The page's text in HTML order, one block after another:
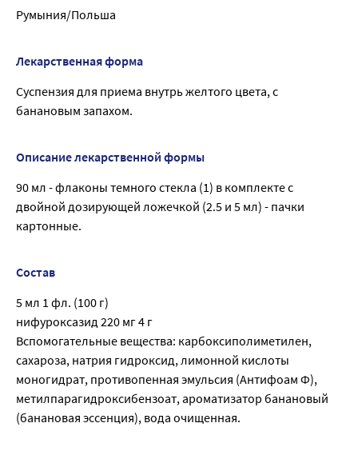
Румыния/Польша
Лекарственная форма
Суспензия для приема внутрь желтого цвета, с
банановым запахом.
Описание лекарственной формы
90 мл - флаконы темного стекла (1) в комплекте с
двойной дозирующей ложечкой (2.5 и 5 мл) - пачки
картонные.
Состав
5 мл 1 фл. (100 г)
нифуроксазид 220 мг 4 г
Вспомогательные вещества: карбоксиполиметилен,
сахароза, натрия гидроксид, лимонной кислоты
моногидрат, противопенная эмульсия (Антифоам Ф),
метилпарагидроксибензоат, ароматизатор банановый
(банановая эссенция), вода очищенная.